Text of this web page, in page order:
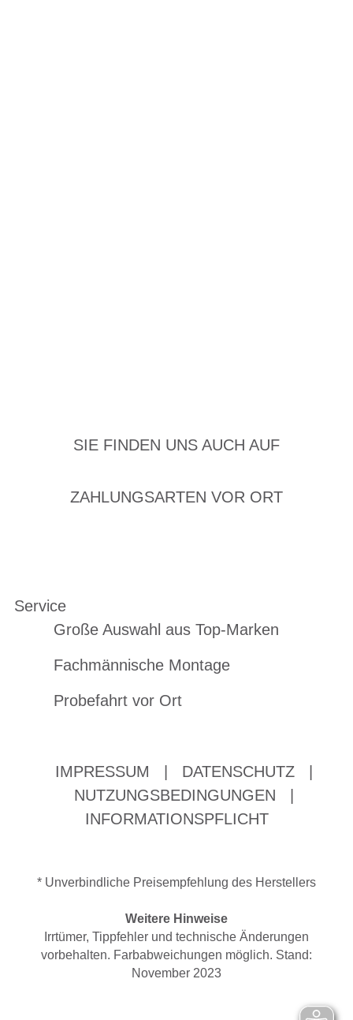
SIE FINDEN UNS AUCH AUF
ZAHLUNGSARTEN VOR ORT
Service
Große Auswahl aus Top-Marken
Fachmännische Montage
Probefahrt vor Ort
IMPRESSUM DATENSCHUTZ
NUTZUNGSBEDINGUNGEN
INFORMATIONSPFLICHT
* Unverbindliche Preisempfehlung des Herstellers
Weitere Hinweise
Irrtümer, Tippfehler und technische Änderungen
vorbehalten. Farbabweichungen möglich. Stand:
November 2023